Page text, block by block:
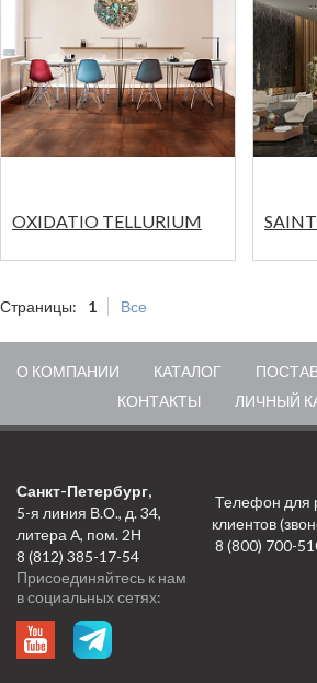
OXIDATIO TELLURIUM
Страницы: 1 Все
О КОМПАНИИ КАТАЛОГ
КОНТАКТЫ
ЛИЧНЫЙ
Санкт-Петербург,
5-я линия В.О., д. 34,
литера А, пом. 2Н
8 (812) 385-17-54
Телефон для
клиентов
8 (800) 700-
Присоединяйтесь к нам
в социальных сетях: